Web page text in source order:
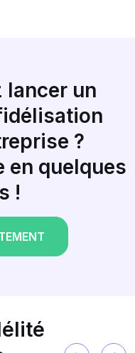
lancer un
?
en quelques
!